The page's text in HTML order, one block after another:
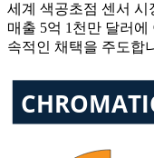
세계 색공초점 센서 시
매출 5억 1천만 달러
속적인 채택을 주도합